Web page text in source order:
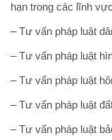
hạn trong các lĩnh
– Tư vấn pháp luật
– Tư vấn pháp luật
– Tư vấn pháp luật
– Tư vấn pháp luật
– Tư vấn pháp luật